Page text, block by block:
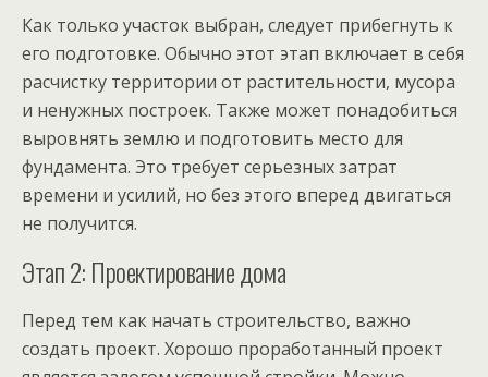
Как только участок выбран, следует прибегнуть к
его подготовке. Обычно этот этап включает в себя
расчистку территории от растительности, мусора
и ненужных построек. Также может понадобиться
выровнять землю и подготовить место для
фундамента. Это требует серьезных затрат
времени и усилий, но без этого вперед двигаться
не получится.
Этап 2: Проектирование дома
Перед тем как начать строительство, важно
создать проект. Хорошо проработанный проект